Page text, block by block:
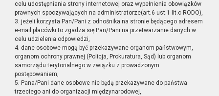
celu udostępniania strony internetowej oraz wypełnienia obowiązków
prawnych spoczywających na administratorze(art.6 ust.1 lit.c RODO),
3. jeżeli korzysta Pan/Pani z odnośnika na stronie będącego adresem
e-mail placówki to zgadza się Pan/Pani na przetwarzanie danych w
celu udzielenia odpowiedzi,
4. dane osobowe mogą być przekazywane organom państwowym,
organom ochrony prawnej (Policja, Prokuratura, Sąd) lub organom
samorządu terytorialnego w związku z prowadzonym
postępowaniem,
5. Pana/Pani dane osobowe nie będą przekazywane do państwa
trzeciego ani do organizacji międzynarodowej,